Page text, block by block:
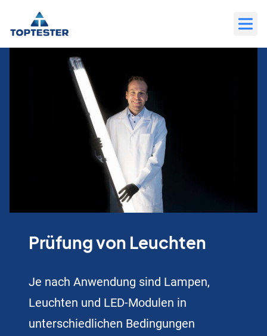
wechseln
Prüfung von Leuchten
Je nach Anwendung sind Lampen,
Leuchten und LED-Modulen in
unterschiedlichen Bedingungen